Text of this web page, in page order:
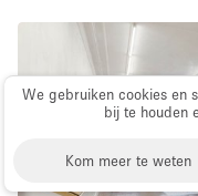
We gebruiken cookies en
bij te houden
Kom meer te weten